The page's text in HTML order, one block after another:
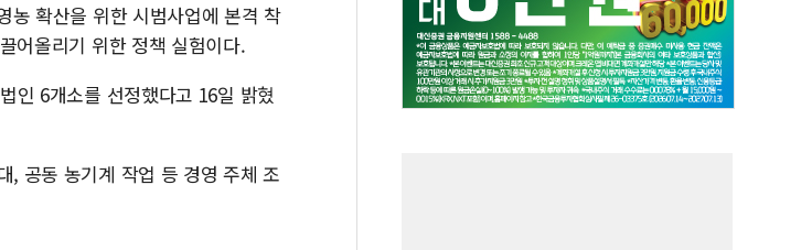
농 확산을 위한 시범사업에 본격 착
어올리기 위한 정책 실험이다.
인 6개소를 선정했다고 16일 밝혔
, 공동 농기계 작업 등 경영 주체 조